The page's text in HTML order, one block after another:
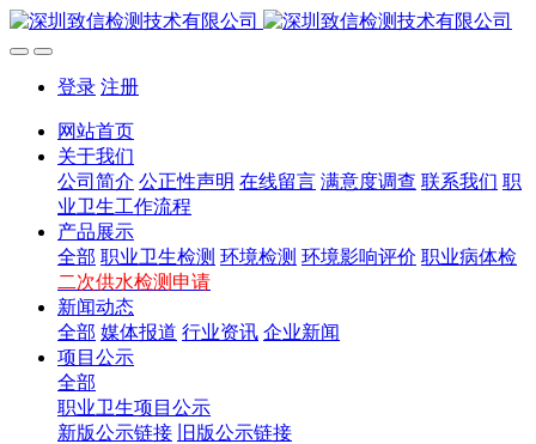
登录 注册
网站首页
关于我们
公司简介 公正性声明 在线留言 满意度调查 联系我们 职
业卫生工作流程
产品展示
全部 职业卫生检测 环境检测 环境影响评价 职业病体检
二次供水检测申请
新闻动态
全部 媒体报道 行业资讯 企业新闻
项目公示
全部
职业卫生项目公示
新版公示链接
旧版公示链接